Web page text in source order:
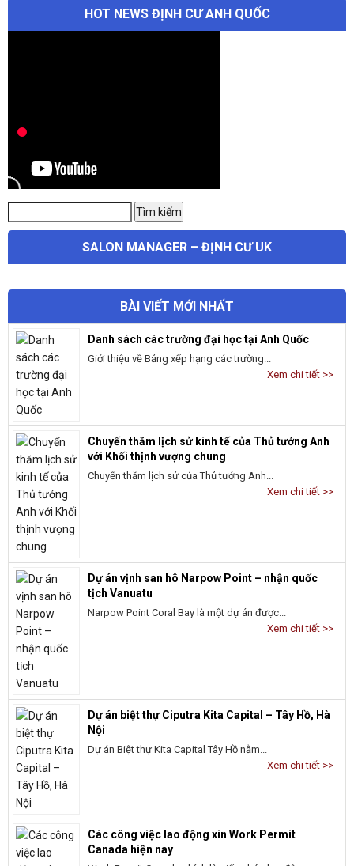
SALON MANAGER – ĐỊNH CƯ UK
BÀI VIẾT MỚI NHẤT
Danh sách các trường đại học tại Anh Quốc
Giới thiệu về Bảng xếp hạng các trường...
Xem chi tiết >>
Chuyến thăm lịch sử kinh tế của Thủ tướng Anh
với Khối thịnh vượng chung
Chuyến thăm lịch sử của Thủ tướng Anh...
Xem chi tiết >>
Dự án vịnh san hô Narpow Point – nhận quốc
tịch Vanuatu
Narpow Point Coral Bay là một dự án được...
Xem chi tiết >>
Dự án biệt thự Ciputra Kita Capital – Tây Hồ, Hà
Nội
Dự án Biệt thự Kita Capital Tây Hồ nằm...
Các công việc lao động xin Work Permit
Canada hiện nay
Work Permit Canada chính là giấy phép lao động...